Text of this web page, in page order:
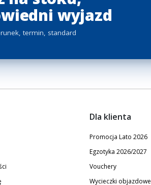
wyjazd
termin, standard
Dla klienta
Promocja Lato 2026
Egzotyka 2026/2027
Vouchery
Wycieczki objazdowe